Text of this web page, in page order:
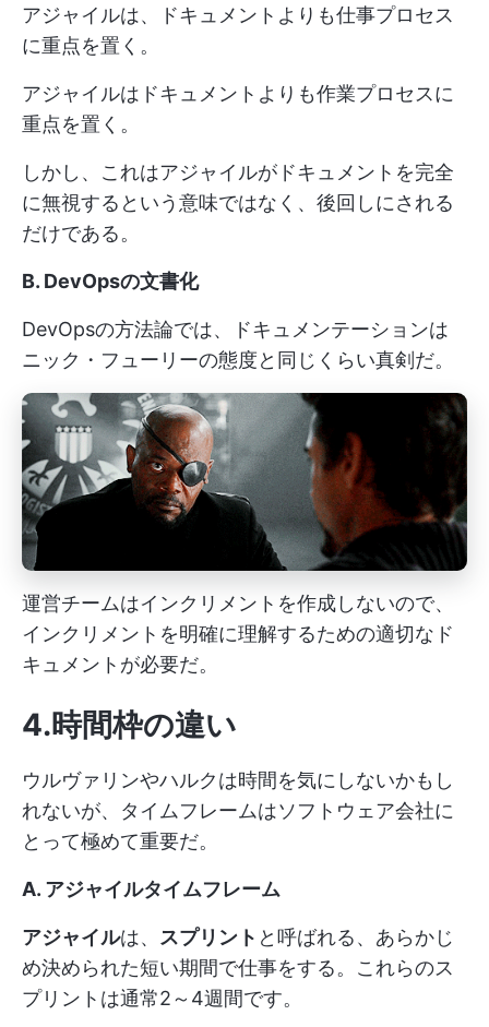
アジャイルは、ドキュメントよりも仕事プロセス
に重点を置く。
アジャイルはドキュメントよりも作業プロセスに
重点を置く。
しかし、これはアジャイルがドキュメントを完全
に無視するという意味ではなく、後回しにされる
だけである。
B. DevOpsの文書化
DevOpsの方法論では、ドキュメンテーションは
ニック・フューリーの態度と同じくらい真剣だ。
運営チームはインクリメントを作成しないので、
インクリメントを明確に理解するための適切なド
キュメントが必要だ。
4.時間枠の違い
ウルヴァリンやハルクは時間を気にしないかもし
れないが、タイムフレームはソフトウェア会社に
とって極めて重要だ。
A. アジャイルタイムフレーム
アジャイルは、 スプリント と呼ばれる、あらかじ
め決められた短い期間で仕事をする。これらのス
プリントは通常2～4週間です。